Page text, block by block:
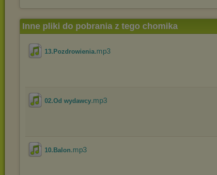
Inne pliki do pobrania z tego chomika
13.Pozdrowienia.mp3
02.Od wydawcy.mp3
10.Balon.mp3